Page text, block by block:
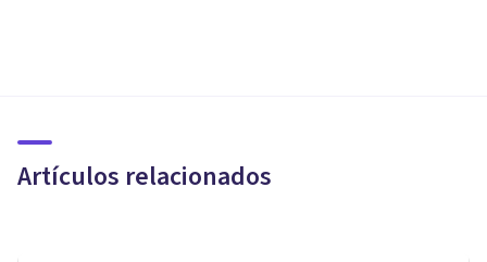
Artículos relacionados
características